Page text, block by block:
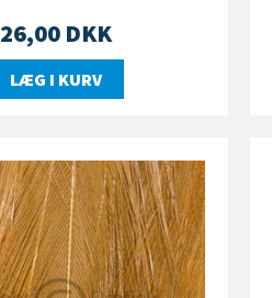
26,00 DKK
LÆG I KURV